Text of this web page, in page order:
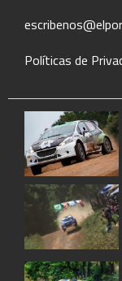
Políticas de